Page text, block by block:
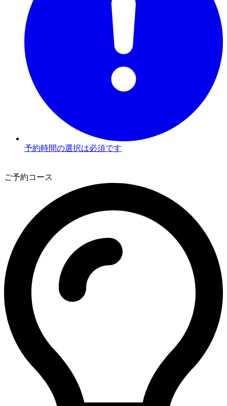
予約時間の選択は必須です
ご予約コース